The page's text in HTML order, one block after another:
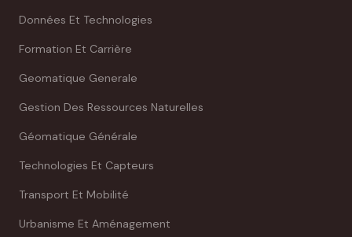
Données Et Technologies
Formation Et Carrière
Geomatique Generale
Gestion Des Ressources Naturelles
Géomatique Générale
Technologies Et Capteurs
Transport Et Mobilité
Urbanisme Et Aménagement